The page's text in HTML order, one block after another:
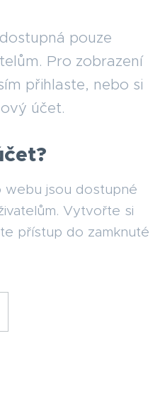
pouze
Pro zobrazení
přihlaste, nebo si
účet.
jsou dostupné
Vytvořte si
přístup do zamknuté